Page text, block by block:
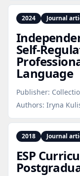
2024 Journal
Language
Publisher:
Authors: Iryna
2018 Journal
ESP